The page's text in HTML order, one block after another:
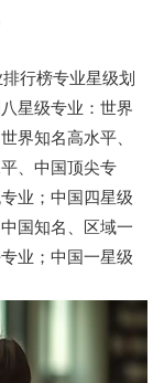
行榜专业星级划
星级专业：世界
界知名高水平、
、中国顶尖专
业；中国四星级
国知名、区域一
业；中国一星级